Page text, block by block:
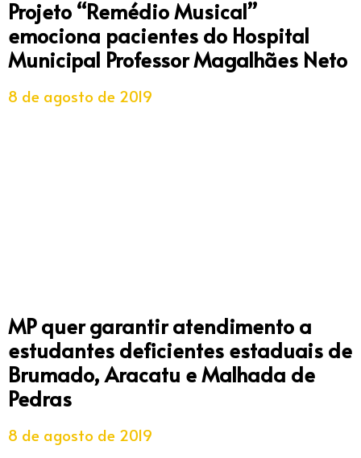
Projeto “Remédio Musical”
emociona pacientes do Hospital
Municipal Professor Magalhães Neto
8 de agosto de 2019
MP quer garantir atendimento a
estudantes deficientes estaduais de
Brumado, Aracatu e Malhada de
Pedras
8 de agosto de 2019